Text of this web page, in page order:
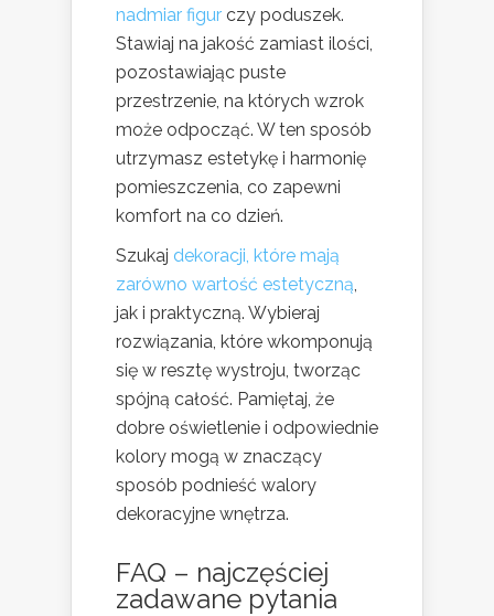
nadmiar figur czy poduszek.
Stawiaj na jakość zamiast ilości,
pozostawiając puste
przestrzenie, na których wzrok
może odpocząć. W ten sposób
utrzymasz estetykę i harmonię
pomieszczenia, co zapewni
komfort na co dzień.
Szukaj dekoracji, które mają
zarówno wartość estetyczną,
jak i praktyczną. Wybieraj
rozwiązania, które wkomponują
się w resztę wystroju, tworząc
spójną całość. Pamiętaj, że
dobre oświetlenie i odpowiednie
kolory mogą w znaczący
sposób podnieść walory
dekoracyjne wnętrza.
FAQ – najczęściej
zadawane pytania